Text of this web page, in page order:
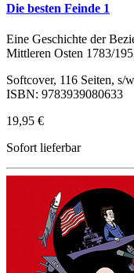
Die besten Feinde 1
Eine Geschichte der
Mittleren Osten 1783/
Softcover, 116 Seiten, s/
ISBN: 9783939080633
19,95 €
Sofort lieferbar